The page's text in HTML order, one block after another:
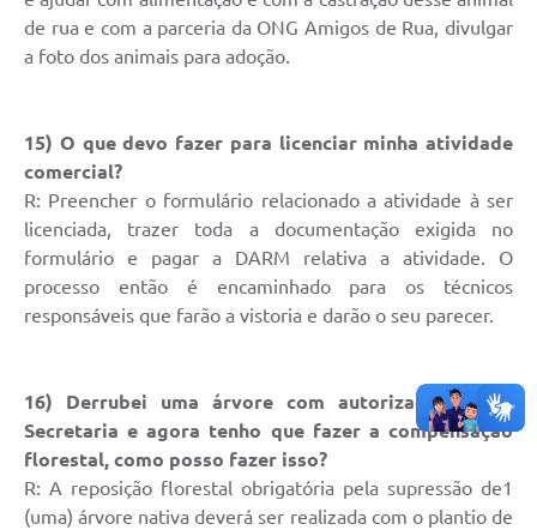
de rua e com a parceria da ONG Amigos de Rua, divulgar
a foto dos animais para adoção.
15) O que devo fazer para licenciar minha atividade
comercial?
R: Preencher o formulário relacionado a atividade à ser
licenciada, trazer toda a documentação exigida no
formulário e pagar a DARM relativa a atividade. O
processo então é encaminhado para os técnicos
responsáveis que farão a vistoria e darão o seu parecer.
16) Derrubei uma árvore com autorização dessa
Secretaria e agora tenho que fazer a compensação
florestal, como posso fazer isso?
R: A reposição florestal obrigatória pela supressão de1
(uma) árvore nativa deverá ser realizada com o plantio de